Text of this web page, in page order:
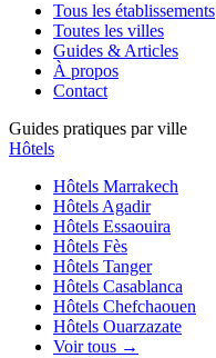
Tous les établissements
Toutes les villes
Guides & Articles
À propos
Contact
Guides pratiques par ville
Hôtels
Hôtels Marrakech
HôtelsAgadir
Hôtels Essaouira
Hôtels Fès
Hôtels Tanger
Hôtels Casablanca
Hôtels Chefchaouen
Hôtels Ouarzazate
Voir tous →